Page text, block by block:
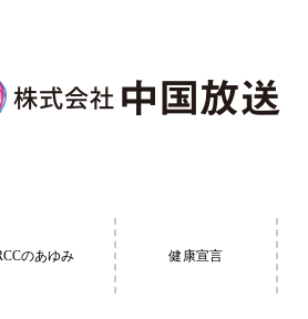
のあゆみ 健康宣言